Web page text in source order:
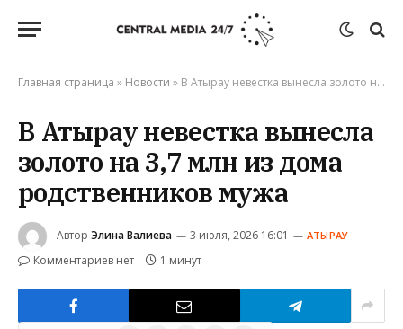
Главная страница » Новости » В Атырау невестка вынесла золото на 3,7 млн из дома родственников мужа
В Атырау невестка вынесла
золото на 3,7 млн из дома
родственников мужа
Автор Элина Валиева 3 июля, 2026 16:01 АТЫРАУ
Комментариев нет 1 минут